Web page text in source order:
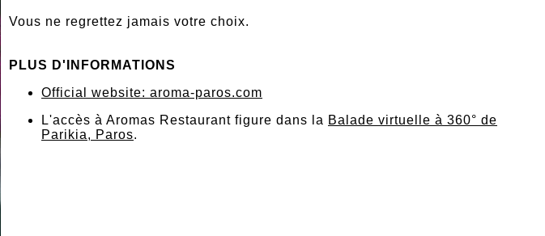
Vous ne regrettez jamais votre choix.
PLUS D'INFORMATIONS
Official website: aroma-paros.com
L'accès à Aromas Restaurant figure dans la Balade virtuelle à 360° de
Parikia, Paros.